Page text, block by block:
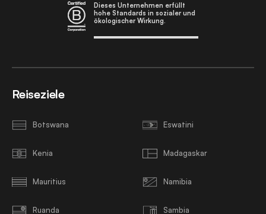
Dieses Unternehmen erfüllt
hohe Standards in sozialer und
ökologischer Wirkung.
Reiseziele
Botswana Eswatini
Kenia Madagaskar
Mauritius Namibia
Ruanda Sambia